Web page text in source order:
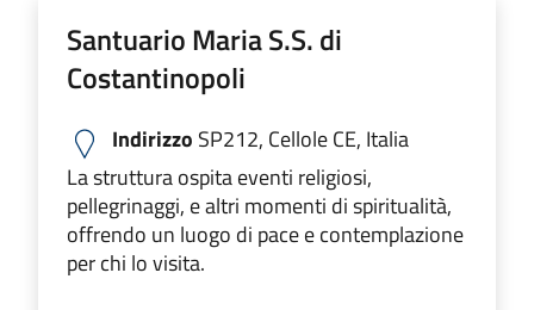
Santuario Maria S.S. di
Costantinopoli
Indirizzo SP212, Cellole CE, Italia
La struttura ospita eventi religiosi,
pellegrinaggi, e altri momenti di spiritualità,
offrendo un luogo di pace e contemplazione
per chi lo visita.